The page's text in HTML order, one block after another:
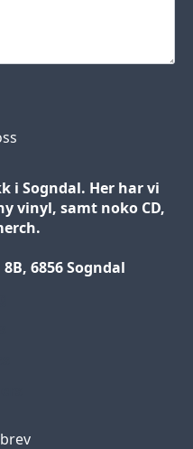
i Sogndal. Her har vi
vinyl, samt noko CD,
6856 Sogndal